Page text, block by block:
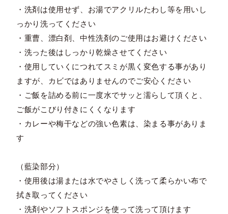
・洗剤は使用せず、お湯でアクリルたわし等を用いし
っかり洗ってください
・重曹、漂白剤、中性洗剤のご使用はお避けください
・洗った後はしっかり乾燥させてください
・使用していくにつれてスミが黒く変色する事があり
ますが、カビではありませんのでご安心ください
・ご飯を詰める前に一度水でサッと濡らして頂くと、
ご飯がこびり付きにくくなります
・カレーや梅干などの強い色素は、染まる事がありま
す
（藍染部分）
・使用後は湯または水でやさしく洗って柔らかい布で
拭き取ってください
・洗剤やソフトスポンジを使って洗って頂けます